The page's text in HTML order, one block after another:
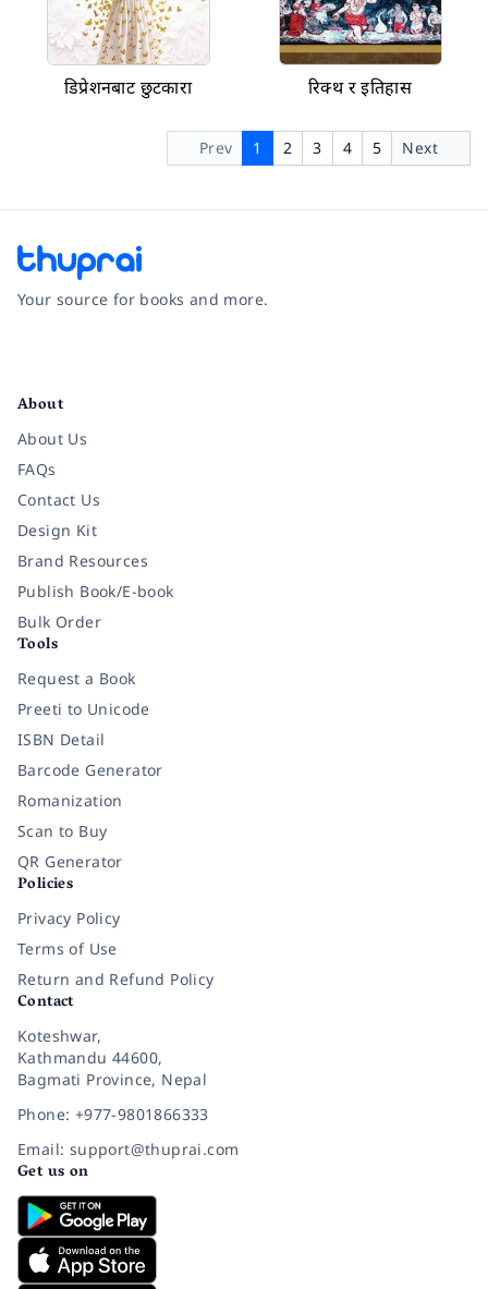
डिप्रेशनबाट छुटकारा रिक्थ र इतिहास
Prev 1 2 3 4 5 Next
Your source for books and more.
About
About Us
FAQs
Contact Us
Design Kit
Brand Resources
Publish Book/E-book
Bulk Order
Tools
Request a Book
Preeti to Unicode
ISBN Detail
Barcode Generator
Romanization
Scan to Buy
QR Generator
Policies
Privacy Policy
Terms of Use
Return and Refund Policy
Contact
Koteshwar,
Kathmandu 44600,
Bagmati Province, Nepal
Phone: +977-9801866333
Email: support@thuprai.com
Get us on